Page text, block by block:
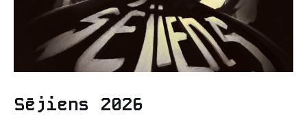
Sējiens 2026